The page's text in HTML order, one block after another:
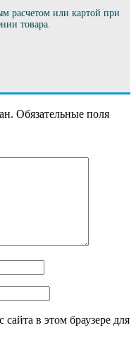
расчетом или картой при
товара.
Обязательные поля
в этом браузере для